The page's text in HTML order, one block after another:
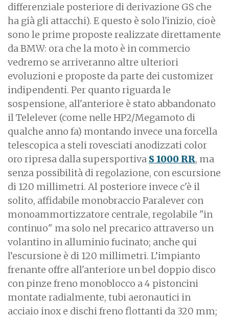
differenziale posteriore di derivazione GS che
ha già gli attacchi). E questo è solo l'inizio, cioè
sono le prime proposte realizzate direttamente
da BMW: ora che la moto è in commercio
vedremo se arriveranno altre ulteriori
evoluzioni e proposte da parte dei customizer
indipendenti. Per quanto riguarda le
sospensione, all'anteriore è stato abbandonato
il Telelever (come nelle HP2/Megamoto di
qualche anno fa) montando invece una forcella
telescopica a steli rovesciati anodizzati color
oro ripresa dalla supersportiva S 1000 RR, ma
senza possibilità di regolazione, con escursione
di 120 millimetri. Al posteriore invece c'è il
solito, affidabile monobraccio Paralever con
monoammortizzatore centrale, regolabile "in
continuo" ma solo nel precarico attraverso un
volantino in alluminio fucinato; anche qui
l’escursione è di 120 millimetri. L’impianto
frenante offre all'anteriore un bel doppio disco
con pinze freno monoblocco a 4 pistoncini
montate radialmente, tubi aeronautici in
acciaio inox e dischi freno flottanti da 320 mm;